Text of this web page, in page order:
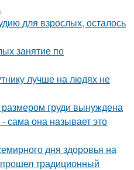
для взрослых, осталось
занятие по
лучше на людях не
груди вынуждена
сама она называет это
дня здоровья на
традиционный